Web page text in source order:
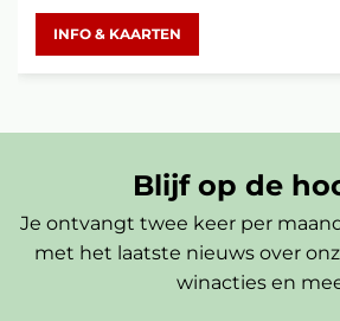
INFO & KAARTEN
Blijf op de
Je ontvangt twee keer per
met het laatste nieuws over
winacties en